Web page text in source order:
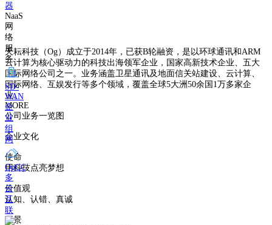
器
NaaS
网
络
服
务
SD-
WAN
企
业
组
网
OgCC
多
云
互
联
天耘科技（Og）成立于2014年，已获B轮融资，是以环球通讯和ARM
云计算为核心驱动力的科技出海领军企业，国家高新技术企业、五大
国际网络公司之一。业务涵盖卫星通讯及地面信关站建设、云计算、
国际网络、互娱发行等多个领域，覆盖全球5大洲50余国1万多家企
业。
MORE
公司业务一览图
企业文化
使命
用科技点亮梦想
价值观
认知、认错、真诚
愿景